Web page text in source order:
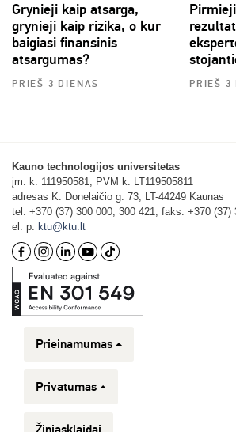
Grynieji kaip atsarga,
grynieji kaip rizika, o kur
baigiasi finansinis
atsargumas?
PRIEŠ 3 DIENAS PRIEŠ 3
Kauno technologijos universitetas
įm. k. 111950581, PVM k. LT119505811
adresas K. Donelaičio g. 73, LT-44249 Kaunas
tel. +370 (37) 300 000, 300 421, faks. +370 (37)
el. p. ktu@ktu.lt
Prieinamumas
Privatumas